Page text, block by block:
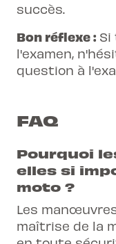
succès.
Bon réflexe : Si
l'examen,
question à
FAQ
Pourquoi
elles si
moto ?
Les
maîtrise de la